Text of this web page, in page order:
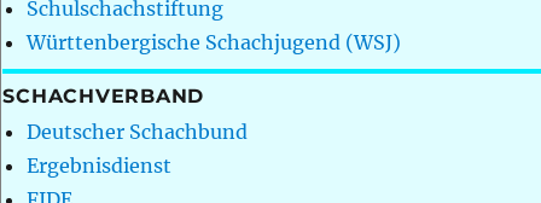
Schulschachstiftung
Württenbergische Schachjugend (WSJ)
SCHACHVERBAND
Deutscher Schachbund
Ergebnisdienst